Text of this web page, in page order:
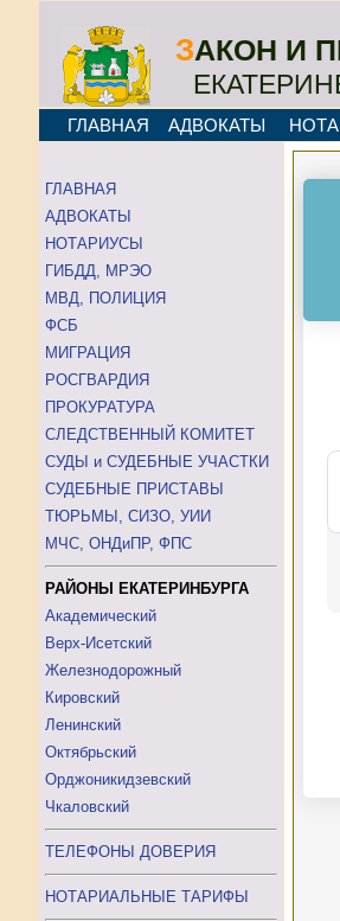
ЗАКОН И
ГЛАВНАЯ АДВОКАТЫ
ГЛАВНАЯ
АДВОКАТЫ
НОТАРИУСЫ
ГИБДД, МРЭО
МВД, ПОЛИЦИЯ
ФСБ
МИГРАЦИЯ
РОСГВАРДИЯ
ПРОКУРАТУРА
СЛЕДСТВЕННЫЙ КОМИТЕТ
СУДЫ и СУДЕБНЫЕ УЧАСТКИ
СУДЕБНЫЕ ПРИСТАВЫ
ТЮРЬМЫ, СИЗО, УИИ
МЧС, ОНДиПР, ФПС
РАЙОНЫ ЕКАТЕРИНБУРГА
Академический
Верх-Исетский
Железнодорожный
Кировский
Ленинский
Октябрьский
Орджоникидзевский
Чкаловский
ТЕЛЕФОНЫ ДОВЕРИЯ
НОТАРИАЛЬНЫЕ ТАРИФЫ